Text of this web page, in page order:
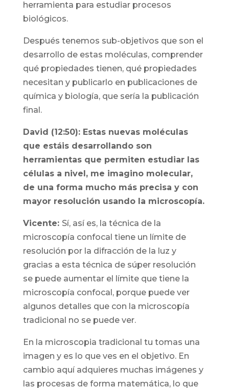
herramienta para estudiar procesos
biológicos.
Después tenemos sub-objetivos que son el
desarrollo de estas moléculas, comprender
qué propiedades tienen, qué propiedades
necesitan y publicarlo en publicaciones de
química y biología, que sería la publicación
final.
David (12:50): Estas nuevas moléculas
que estáis desarrollando son
herramientas que permiten estudiar las
células a nivel, me imagino molecular,
de una forma mucho más precisa y con
mayor resolución usando la microscopía.
Vicente: Sí, así es, la técnica de la
microscopía confocal tiene un límite de
resolución por la difracción de la luz y
gracias a esta técnica de súper resolución
se puede aumentar el límite que tiene la
microscopía confocal, porque puede ver
algunos detalles que con la microscopía
tradicional no se puede ver.
En la microscopia tradicional tu tomas una
imagen y es lo que ves en el objetivo. En
cambio aquí adquieres muchas imágenes y
las procesas de forma matemática, lo que